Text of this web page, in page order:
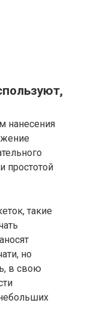
нанесения
простотой
такие
но
в свою